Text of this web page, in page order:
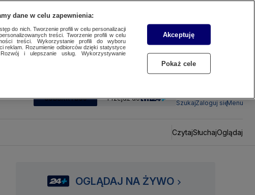
SUBSKRYBUJ Przejdź do
SzukajZaloguj sięMenu
CzytajSłuchajOglądaj
OGLĄDAJ NA ŻYWO
dane w celu zapewnienia:
do nich. Tworzenie profili w celu personalizacji
treści. Tworzenie profili w celu
treści. Wykorzystanie profili do wyboru
reklam. Rozumienie odbiorców dzięki statystyce
i ulepszanie usług. Wykorzystywanie
Akceptuję
Pokaż cele